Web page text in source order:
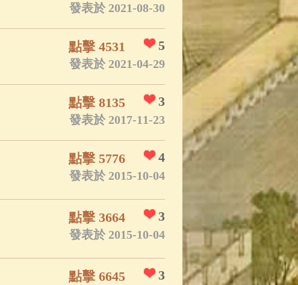
發表於 2021-08-30
5
點擊 4531
發表於 2021-04-29
3
點擊 8135
發表於 2017-11-23
4
點擊 5776
發表於 2015-10-04
3
點擊 3664
發表於 2015-10-04
3
點擊 6645